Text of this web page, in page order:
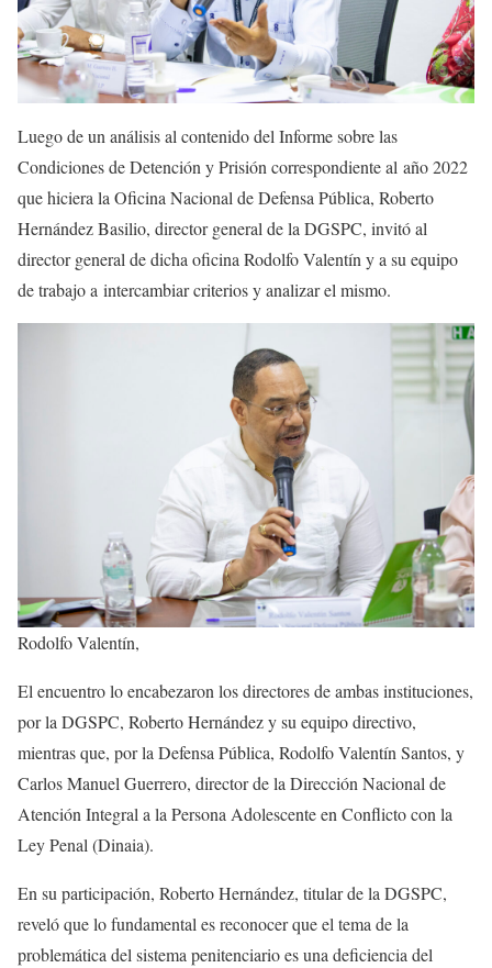
Luego de un análisis al contenido del Informe sobre las
Condiciones de Detención y Prisión correspondiente al año 2022
que hiciera la Oficina Nacional de Defensa Pública, Roberto
Hernández Basilio, director general de la DGSPC, invitó al
director general de dicha oficina Rodolfo Valentín y a su equipo
de trabajo a intercambiar criterios y analizar el mismo.
Rodolfo Valentín,
El encuentro lo encabezaron los directores de ambas instituciones,
por la DGSPC, Roberto Hernández y su equipo directivo,
mientras que, por la Defensa Pública, Rodolfo Valentín Santos, y
Carlos Manuel Guerrero, director de la Dirección Nacional de
Atención Integral a la Persona Adolescente en Conflicto con la
Ley Penal (Dinaia).
En su participación, Roberto Hernández, titular de la DGSPC,
reveló que lo fundamental es reconocer que el tema de la
problemática del sistema penitenciario es una deficiencia del